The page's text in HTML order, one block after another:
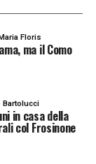
Floris
ma il Como
Bartolucci
in casa della
col Frosinone